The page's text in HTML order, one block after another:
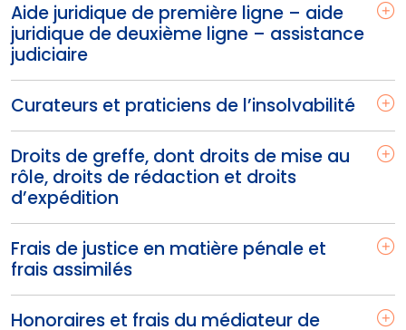
Aide juridique de première ligne – aide
juridique de deuxième ligne – assistance
judiciaire
Curateurs et praticiens de l’insolvabilité
Droits de greffe, dont droits de mise au
rôle, droits de rédaction et droits
d’expédition
Frais de justice en matière pénale et
frais assimilés
Honoraires et frais du médiateur de